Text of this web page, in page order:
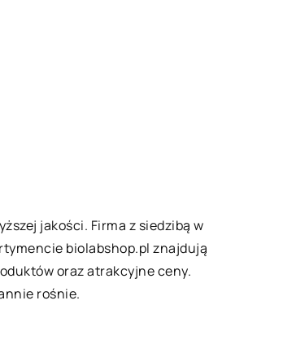
jakości. Firma z siedzibą w
biolabshop.pl znajdują
oraz atrakcyjne ceny.
rośnie.